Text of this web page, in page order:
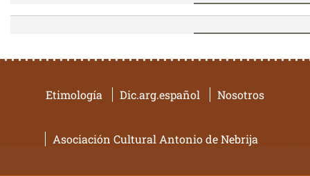
Etimología Dic.arg.español Nosotros
Asociación Cultural Antonio de Nebrija